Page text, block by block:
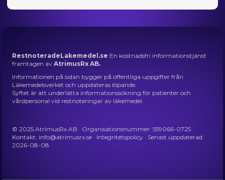
RestnoteradeLakemedel.se En kostnadsfri informationstjänst
framtagen avAtrimusRx AB.
Informationen på sidan bygger på offentliga uppgifter från
Läkemedelsverket och uppdateras löpande.
Syftet är att underlätta informationssökning för patienter och
vårdpersonal vid restnoteringar av läkemedel.
© 2025 AtrimusRx AB · Organisationsnummer: 559066-0725
Kontakt: info@atrimusrx.se · Integritetspolicy · Senast uppdaterad:
2026-08-08